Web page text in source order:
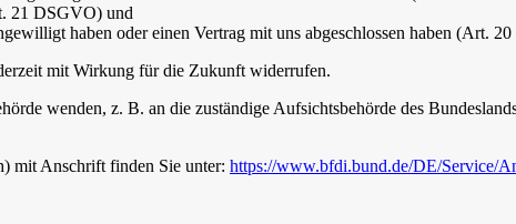
21 DSGVO) und
haben oder einen Vertrag mit uns abgeschlossen haben (Art.
mit Wirkung für die Zukunft widerrufen.
wenden, z. B. an die zuständige Aufsichtsbehörde des
mit Anschrift finden Sie unter: https://www.bfdi.bund.de/DE/Service/